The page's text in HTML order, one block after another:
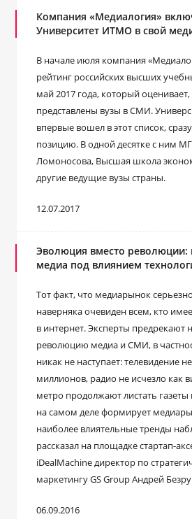
Компания «Медиалогия»
Университет ИТМО в свой
В начале июля компания
рейтинг российских высших
май 2017 года, который
представлены вузы в СМИ.
впервые вошел в этот список,
позицию. В одной десятке с ним
Ломоносова, Высшая школа
другие ведущие вузы страны.
12.07.2017
Эволюция вместо революции:
медиа под влиянием
Тот факт, что медиарынок
наверняка очевиден всем, кто
в интернет. Эксперты предрекают
революцию медиа и СМИ, в
никак не наступает: телевидение
миллионов, радио не исчезло как
метро продолжают листать
на самом деле формирует
наиболее влиятельные тренды
рассказал на площадке стартап-
iDealMachine директор по
маркетингу GS Group Андрей
06.09.2016